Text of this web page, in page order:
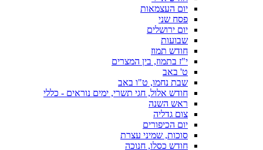
יום העצמאות
פסח שני
יום ירושלים
שבועות
חודש תמוז
י"ז בתמוז, בין המצרים
ט' באב
שבת נחמו, ט"ו באב
חודש אלול, חגי תשרי, ימים נוראים - כללי
ראש השנה
צום גדליה
יום הכיפורים
סוכות, שמיני עצרת
חודש כסלו, חנוכה